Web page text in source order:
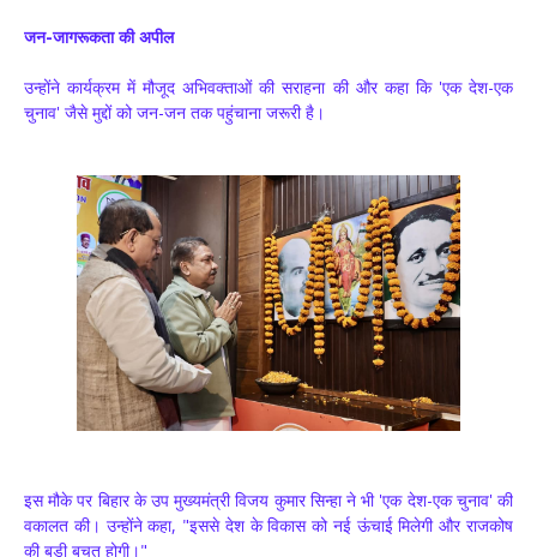
जन-जागरूकता की अपील
उन्होंने कार्यक्रम में मौजूद अभिवक्ताओं की सराहना की और कहा कि 'एक देश-एक
चुनाव' जैसे मुद्दों को जन-जन तक पहुंचाना जरूरी है।
इस मौके पर बिहार के उप मुख्यमंत्री विजय कुमार सिन्हा ने भी 'एक देश-एक चुनाव' की
वकालत की। उन्होंने कहा, "इससे देश के विकास को नई ऊंचाई मिलेगी और राजकोष
की बड़ी बचत होगी।"